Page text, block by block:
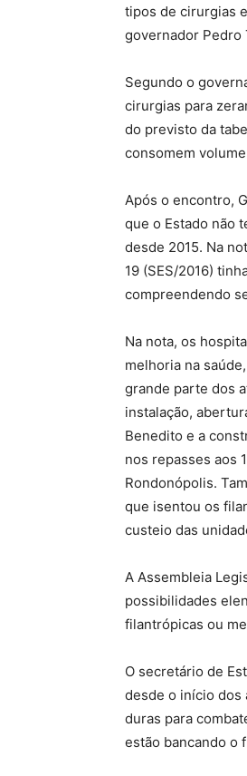
tipos de cirurgias
governador Pedro
Segundo o
cirurgias para
do previsto da
consomem
Após o encontro,
que o Estado não
desde 2015. Na
19 (SES/2016)
compreendendo
Na nota, os
melhoria na
grande parte dos
instalação,
Benedito e a
nos repasses aos
Rondonópolis.
que isentou os
custeio das
A Assembleia
possibilidades
filantrópicas ou
O secretário de
desde o início dos
duras para
estão bancando o